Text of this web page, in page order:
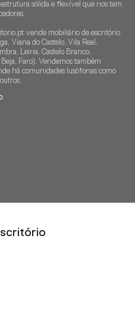
sólida e flexível que nos tem
vende mobiliário de escritório
Viana do Castelo, Vila Real,
Leiria, Castelo Branco,
Faro). Vendemos também
há comunidades lusófonas como